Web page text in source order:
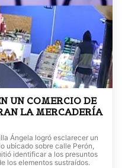
UN COMERCIO DE
LA MERCADERÍA
Ángela logró esclarecer un
ubicado sobre calle Perón,
identificar a los presuntos
los elementos sustraídos.